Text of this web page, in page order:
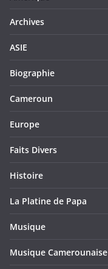
Archives
ASIE
Biographie
Cameroun
Europe
Faits Divers
Histoire
La Platine de Papa
Musique
Musique Camerounaise